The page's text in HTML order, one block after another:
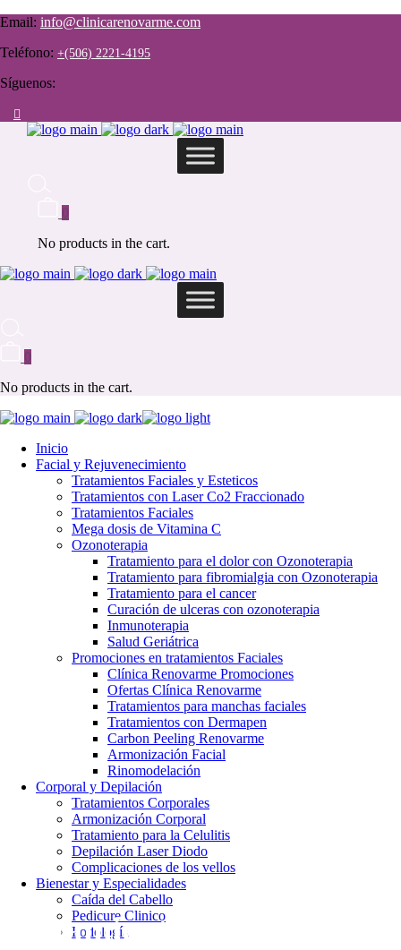
Email: info@clinicarenovarme.com
Teléfono: +(506) 2221-4195
Síguenos:
0
No products in the cart.
0
No products in the cart.
Inicio
Facial y Rejuvenecimiento
Tratamientos Faciales y Esteticos
Tratamientos con Laser Co2 Fraccionado
Tratamientos Faciales
Mega dosis de Vitamina C
Ozonoterapia
Tratamiento para el dolor con Ozonoterapia
Tratamiento para fibromialgia con Ozonoterapia
Tratamiento para el cancer
Curación de ulceras con ozonoterapia
Inmunoterapia
Salud Geriátrica
Promociones en tratamientos Faciales
Clínica Renovarme Promociones
Ofertas Clínica Renovarme
Tratamientos para manchas faciales
Tratamientos con Dermapen
Carbon Peeling Renovarme
Armonización Facial
Rinomodelación
Corporal y Depilación
Tratamientos Corporales
Armonización Corporal
Tratamiento para la Celulitis
Depilación Laser Diodo
Complicaciones de los vellos
Bienestar y Especialidades
Caída del Cabello
Pedicure Clinico
Podología
Tratamiento para la